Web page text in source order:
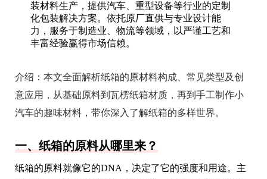
装材料生产，提供汽车、重型设备等行业的定制
化包装解决方案。依托原厂直供与专业设计能
力，服务于制造业、物流等领域，以严谨工艺和
丰富经验赢得市场信赖。
介绍： 本文全面解析纸箱的原材料构成、常见类型及创
意应用，从基础原料到瓦楞纸箱材质，再到手工制作小
汽车的趣味材料，带你深入了解纸箱的多样世界。
一、纸箱的原料从哪里来？
纸箱的原料就像它的DNA，决定了它的强度和用途。主